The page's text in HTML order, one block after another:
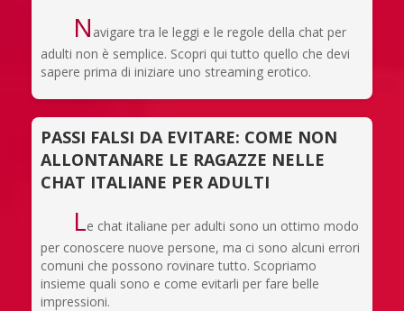
N avigare tra le leggi e le regole della chat per
adulti non è semplice. Scopri qui tutto quello che devi
sapere prima di iniziare uno streaming erotico.
PASSI FALSI DA EVITARE: COME NON
ALLONTANARE LE RAGAZZE NELLE
CHAT ITALIANE PER ADULTI
Le chat italiane per adulti sono un ottimo modo
per conoscere nuove persone, ma ci sono alcuni errori
comuni che possono rovinare tutto. Scopriamo
insieme quali sono e come evitarli per fare belle
impressioni.